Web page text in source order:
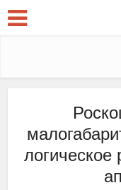
логическое